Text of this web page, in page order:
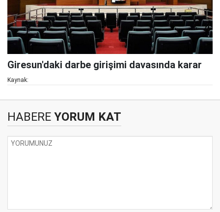
Giresun'daki darbe girişimi davasında karar
Kaynak:
HABERE YORUM KAT